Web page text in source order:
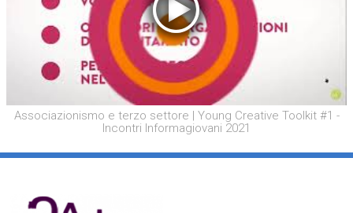
Associazionismo e terzo settore | Young Creative Toolkit #1 -
Incontri Informagiovani 2021